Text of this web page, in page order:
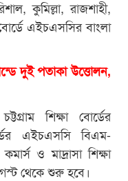
কুমিল্লা, রাজশাহী,
এইচএসসির বাংলা
দুই পতাকা উত্তোলন,
শিক্ষা বোর্ডের
এইচএসসি বিএম-
ও মাদ্রাসা শিক্ষা
থেকে শুরু হবে।